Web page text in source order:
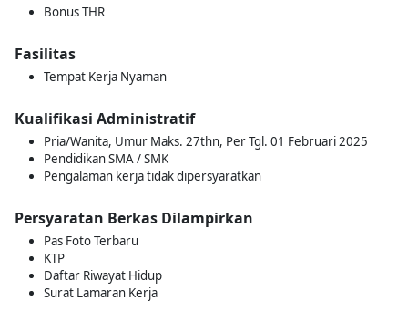
Bonus THR
Fasilitas
Tempat Kerja Nyaman
Kualifikasi Administratif
Pria/Wanita, Umur Maks. 27thn, Per Tgl. 01 Februari 2025
Pendidikan SMA / SMK
Pengalaman kerja tidak dipersyaratkan
Persyaratan Berkas Dilampirkan
Pas Foto Terbaru
KTP
Daftar Riwayat Hidup
Surat Lamaran Kerja